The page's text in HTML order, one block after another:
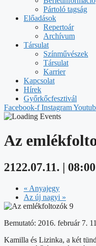
Pártoló tagság
Előadások
Repertoár
Archívum
Társulat
Színművészek
Társulat
Karrier
Kapcsolat
Hírek
Győrkőcfesztivál
Facebook-f Instagram
Az
2122.07.11. | 08:00
« Anyajegy
Az új nagyi »
Bemutató: 2016. február 7.
Kamilla és Lizinka, a két